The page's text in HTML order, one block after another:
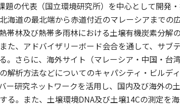
の代表（国立環境研究所）を中心として開発
海道の最北端から赤道付近のマレーシアまでの
帯林及び熱帯多雨林における土壌有機炭素分解
た、アドバイザリーボード会合を通して、サブ
。さらに、海外サイト（マレーシア・中国・台
析方法などについてのキャパシティ・ビルディ
研究ネットワークを活用し、国内及び海外の
る。また、土壌環境DNA及び土壌14Cの測定を